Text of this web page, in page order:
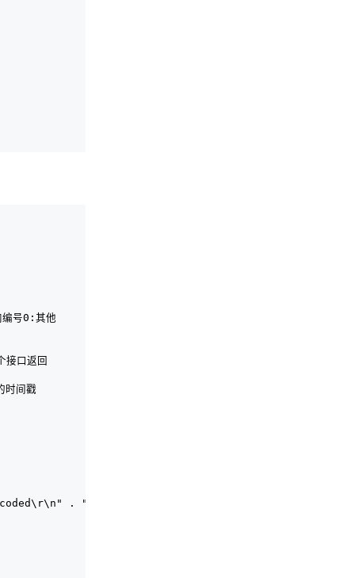
号0:其他
口返回
间戳
. "Content-Length: " . strlen($data) .